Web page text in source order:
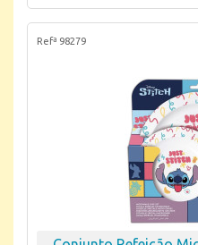
Refª 98279